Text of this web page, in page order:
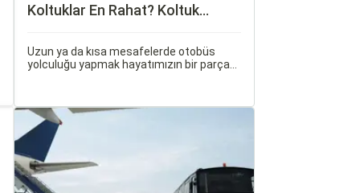
Koltuklar En Rahat? Koltuk
Uzun ya da kısa mesafelerde otobüs
yolculuğu yapmak hayatımızın bir parçası